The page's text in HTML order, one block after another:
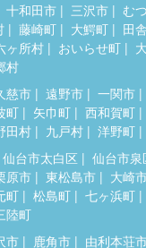
十和田市 三沢市
む
藤崎町 大鰐町
田
ヶ所村 おいらせ町
村
慈市 遠野市
一関市
町 矢巾町
西和賀町
田村 九戸村 洋野町
仙台市太白区
仙台市泉
原市 東松島市
大崎
町 松島町
七ヶ浜町
陸町
市 鹿角市
由利本荘